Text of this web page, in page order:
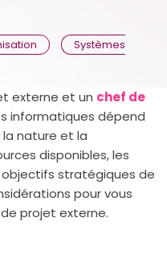
Systèmes
externe et un chef de
informatiques dépend
nature et la
disponibles, les
stratégiques de
pour vous
projet externe.